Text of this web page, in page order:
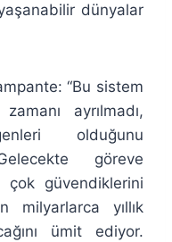
dünyalar
“Bu sistem
ayrılmadı,
olduğunu
göreve
çok güvendiklerini
milyarlarca yıllık
ümit ediyor.